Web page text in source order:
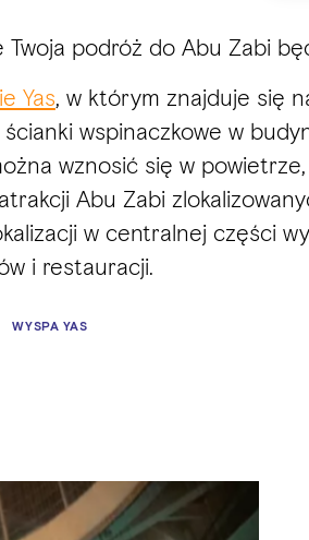
podróż do Abu Zabi
Yas, w którym znajduje się
wspinaczkowe w
wznosić się w
Abu Zabi
w centralnej części
i restauracji.
WYSPA YAS